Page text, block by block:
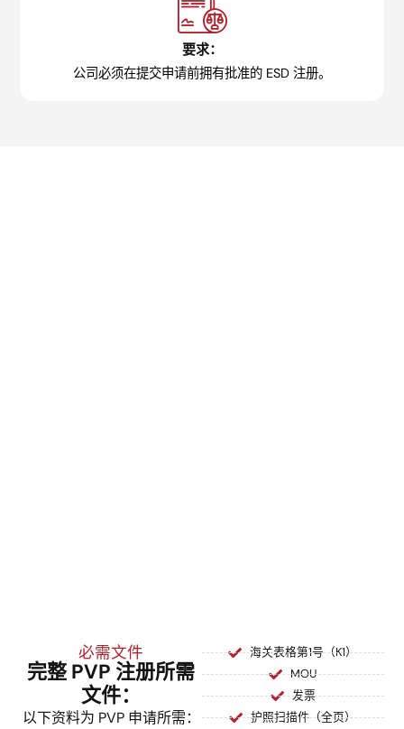
要求：
公司必须在提交申请前拥有批准的 ESD 注册。
必需文件
完整 PVP 注册所需
文件：
以下资料为 PVP 申请所需：
海关表格第1号（K1）
MOU
发票
护照扫描件（全页）